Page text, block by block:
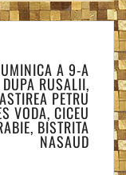
A 9-A
DUPA RUSALII,
PETRU
VODA, CICEU
BISTRITA
NASAUD